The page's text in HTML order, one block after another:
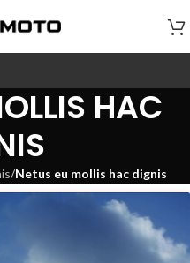
HAC
/Netus eu mollis hac dignis